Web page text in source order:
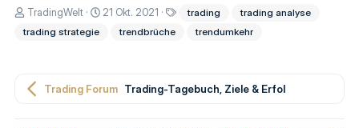
E
s
l
TradingWelt
E
l
21 Okt. 2021
w
o
trading
trading analyse
trading strategie
trendbrüche trendumkehr
Trading Forum Trading-Tagebuch, Ziele & Erfolge